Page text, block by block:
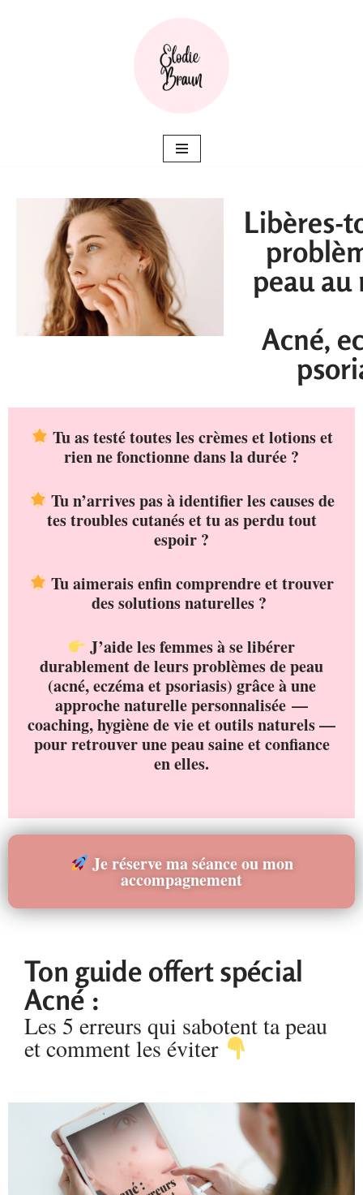
Libères-
peau au
Acné,
Tu as testé toutes les crèmes et lotions et
rien ne fonctionne dans la durée ?
Tu n’arrives pas à identifier les causes de
tes troubles cutanés et tu as perdu tout
espoir ?
Tu aimerais enfin comprendre et trouver
des solutions naturelles ?
J’aide les femmes à se libérer
durablement de leurs problèmes de peau
(acné, eczéma et psoriasis) grâce à une
approche naturelle personnalisée —
coaching, hygiène de vie et outils naturels —
pour retrouver une peau saine et confiance
en elles.
Je réserve ma séance ou mon
accompagnement
Ton guide offert spécial
Acné :
Les 5 erreurs qui sabotent ta peau
et comment les éviter